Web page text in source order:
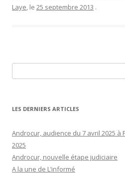
Laye, le 25 septembre 2013 .
LES DERNIERS ARTICLES
Androcur, audience du 7 avril 2025 à
2025
Androcur, nouvelle étape judiciaire
A la une de L’informé